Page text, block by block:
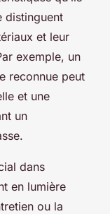
distinguent
et leur
exemple, un
reconnue peut
et une
un
dans
en lumière
ou la